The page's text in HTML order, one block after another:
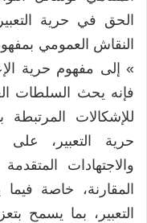
الحق في حرية
فإنه يحث السلطات
للإشكالات
حرية التعبير، على
والاجتهادات
المقارنة، خاصة
التعبير، بما يسمح